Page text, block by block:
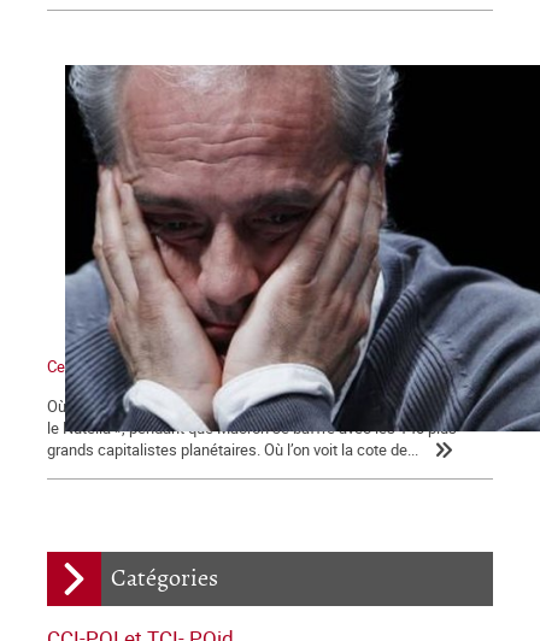
Catégories
Ce qui se dessine
Où l’on voit les médias bien mangeants se ruer vers « la ruée sur
le Nutella », pendant que Macron se baffre avec les 140 plus
grands capitalistes planétaires. Où l’on voit la cote de...